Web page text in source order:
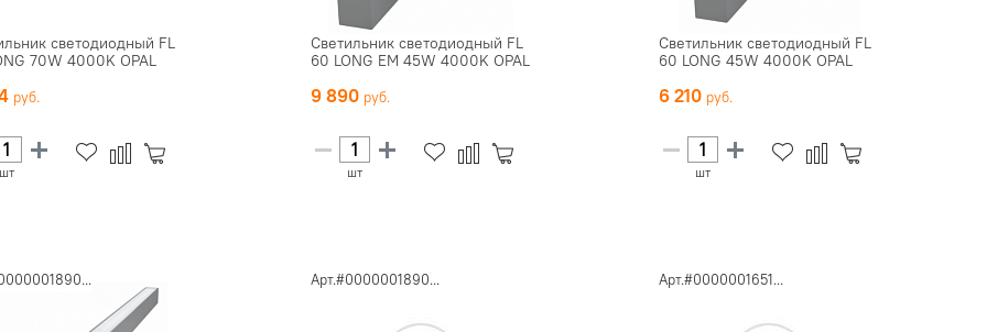
светодиодный FL
70W 4000K OPAL
шт
Светильник светодиодный FL
60 LONG EM 45W 4000K OPAL
9 890
шт
Светильник светодиодный FL
60 LONG 45W 4000K OPAL
6 210
шт
Арт.#0000001890... Арт.#0000001651...